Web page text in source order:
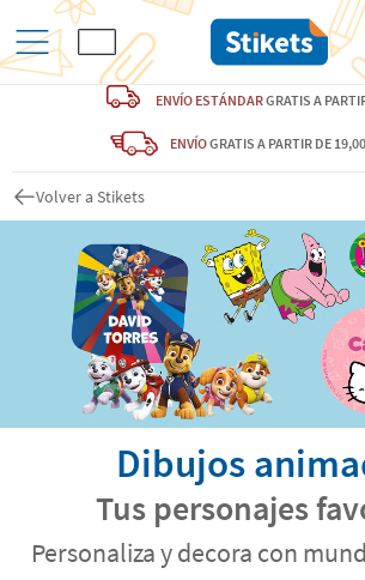
ENVÍO ESTÁNDARGRATIS A
ENVÍOGRATIS A PARTIR DE
Volver a Stikets
Dibujos
Tus personajes
Personaliza y decora con